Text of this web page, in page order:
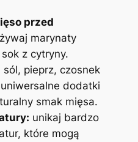
przed
marynaty
z cytryny.
sól, pieprz, czosnek
dodatki
smak mięsa.
unikaj bardzo
które mogą